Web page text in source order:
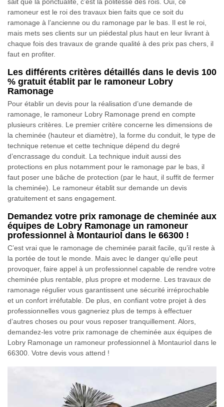
sait que la ponctualité, c’est la politesse des rois. Oui, ce
ramoneur est le roi des travaux bien faits que ce soit du
ramonage à l’ancienne ou du ramonage par le bas. Il est le roi,
mais mets ses clients sur un piédestal plus haut en leur livrant à
chaque fois des travaux de grande qualité à des prix pas chers, il
faut en profiter.
Les différents critères détaillés dans le devis 100
% gratuit établit par le ramoneur Lobry
Ramonage
Pour établir un devis pour la réalisation d’une demande de
ramonage, le ramoneur Lobry Ramonage prend en compte
plusieurs critères. Le premier critère concerne les dimensions de
la cheminée (hauteur et diamètre), la forme du conduit, le type de
technique retenue et cette technique dépend du degré
d’encrassage du conduit. La technique induit aussi des
protections en plus notamment pour le ramonage par le bas, il
faut poser une bâche de protection (par le haut, il suffit de fermer
la cheminée). Le ramoneur établit sur demande un devis
gratuitement et sans engagement.
Demandez votre prix ramonage de cheminée aux
équipes de Lobry Ramonage un ramoneur
professionnel à Montauriol dans le 66300 !
C’est vrai que le ramonage de cheminée parait facile, qu’il reste à
la portée de tout le monde. Mais avec le danger qu’elle peut
provoquer, faire appel à un professionnel capable de rendre votre
cheminée plus rentable, plus propre et moderne. Les travaux de
ramonage régulier vous garantissent une sécurité irréprochable
et un confort irréfutable. De plus, en confiant votre projet à des
professionnelles vous gagneriez plus de temps à effectuer
d’autres choses ou pour vous reposer tranquillement. Alors,
demandez-les votre prix ramonage de cheminée aux équipes de
Lobry Ramonage un ramoneur professionnel à Montauriol dans le
66300. Votre devis vous attend !